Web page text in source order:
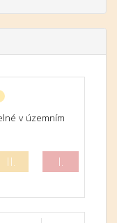
v územním
II. I.